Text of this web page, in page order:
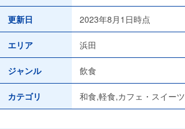
更新日 2023年8月1日時点
エリア 浜田
ジャンル 飲食
カテゴリ 和食,軽食,カフェ・スイーツ